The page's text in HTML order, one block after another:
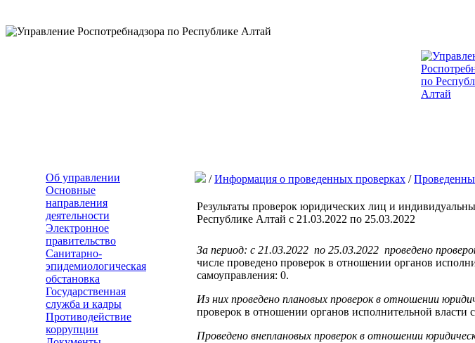
Об управлении
Основные
направления
деятельности
Электронное
правительство
Санитарно-
эпидемиологическая
обстановка
Государственная
служба и кадры
Противодействие
коррупции
/Информация о проведенных проверках /
Результаты проверок юридических лиц и
Республике Алтай с 21.03.2022 по 25.03.2022
За период: с 21.03.2022 по 25.03.2022 проведено
числе проведено проверок в отношении органов
самоуправления: 0.
Из них проведено плановых проверок в отношении
проверок в отношении органов исполнительной власти
Проведено внеплановых проверок в отношении